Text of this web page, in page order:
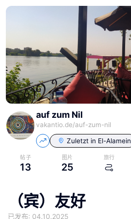
auf zum Nil
vakantio.de/auf-zum-nil
Zuletzt in El-Alamein
帖子
13
图片
25
旅行
（宾）友好
已发布: 04.10.2025